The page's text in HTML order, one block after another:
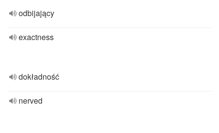
odbijający
exactness
dokładność
nerved